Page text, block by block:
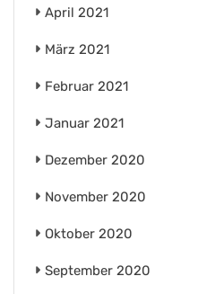
April 2021
März 2021
Februar 2021
Januar 2021
Dezember 2020
November 2020
Oktober 2020
September 2020